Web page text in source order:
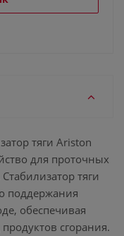
тяги Ariston
для проточных
тяги
поддержания
обеспечивая
сгорания.